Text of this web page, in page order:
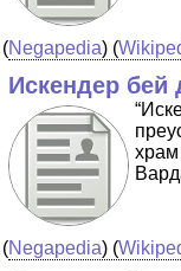
(Negapedia) (
Искендер бей
(Negapedia) (